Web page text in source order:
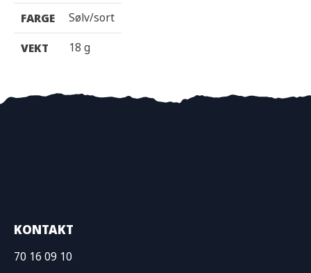
FARGE
Sølv/sort
VEKT
18 g
KONTAKT
70 16 09 10